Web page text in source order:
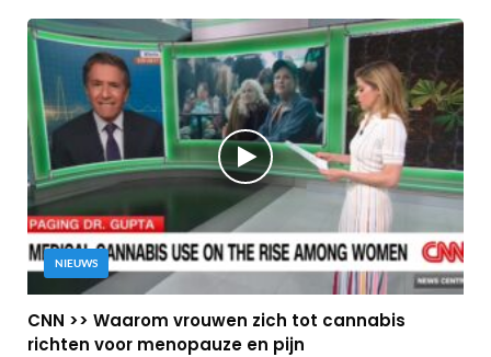
NIEUWS
CNN >> Waarom vrouwen zich tot cannabis
richten voor menopauze en pijn